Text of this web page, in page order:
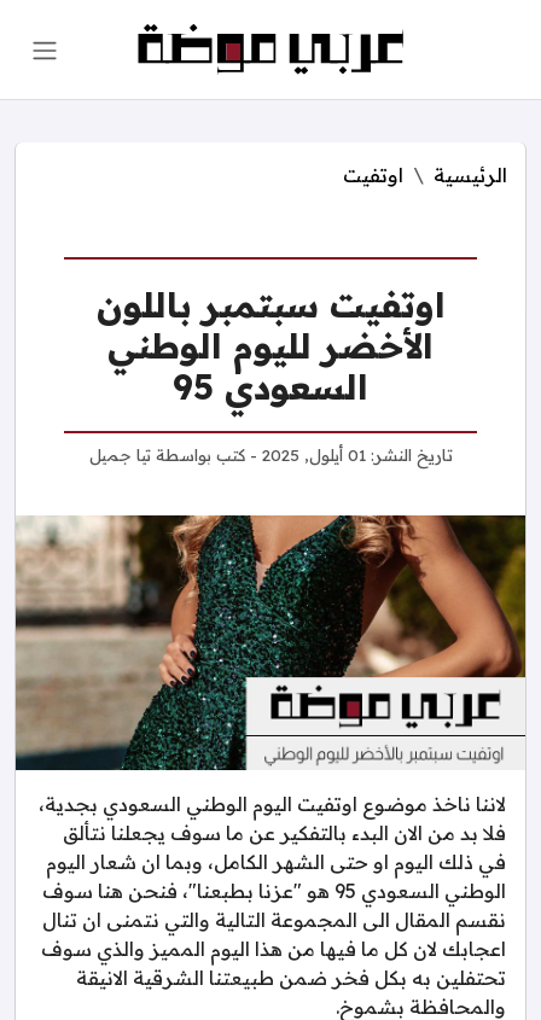
الرئيسية اوتفيت
اوتفيت سبتمبر باللون
الأخضر لليوم الوطني
السعودي 95
تاريخ النشر:01 أيلول, 2025 - كتب بواسطةتيا جميل
لاننا ناخذ موضوع اوتفيت اليوم الوطني السعودي بجدية،
فلا بد من الان البدء بالتفكير عن ما سوف يجعلنا نتألق
في ذلك اليوم او حتى الشهر الكامل، وبما ان شعار اليوم
الوطني السعودي 95 هو "عزنا بطبعنا"، فنحن هنا سوف
نقسم المقال الى المجموعة التالية والتي نتمنى ان تنال
اعجابك لان كل ما فيها من هذا اليوم المميز والذي سوف
تحتفلين به بكل فخر ضمن طبيعتنا الشرقية الانيقة
والمحافظة بشموخ.